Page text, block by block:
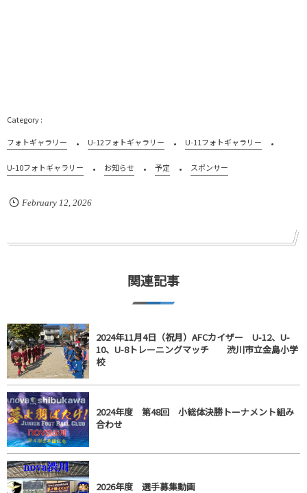
フォトギャラリー U-12フォトギャラリー U-11フォトギャラリー
U-10フォトギャラリー お知らせ 予定 スポンサー
February 12, 2026
関連記事
2024年11月4日（祝月）AFCカイザー U-12、U-
10、U-8トレーニングマッチ 渋川市立金島小学
校
2024年度 第48回 小総体決勝トーナメント組み
合わせ
2026年度 選手募集動画